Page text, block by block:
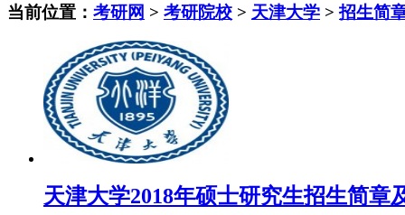
当前位置： 考研网 > 考研院校 > 天津大学 >招生简
天津大学2018年硕士研究生招生简章